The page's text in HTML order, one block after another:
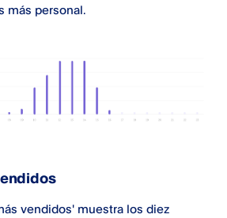
más personal.
vendidos' muestra los diez